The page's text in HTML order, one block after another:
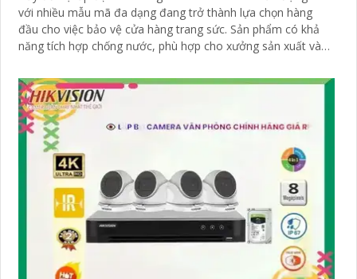
với nhiều mẫu mã đa dạng đang trở thành lựa chọn hàng
đầu cho việc bảo vệ cửa hàng trang sức. Sản phẩm có khả
năng tích hợp chống nước, phù hợp cho xưởng sản xuất và